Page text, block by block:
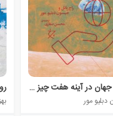
تاریخ جهان در آینه هفت چیز ارزان
مور